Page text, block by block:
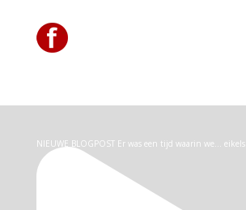
NIEUWE BLOGPOST Er was een tijd waarin we… eikels